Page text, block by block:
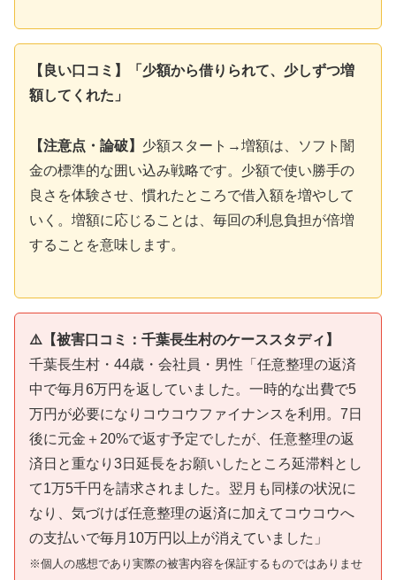
【良い口コミ】「少額から借りられて、少しずつ増
額してくれた」
【注意点・論破】 少額スタート→増額は、ソフト闇
金の標準的な囲い込み戦略です。少額で使い勝手の
良さを体験させ、慣れたところで借入額を増やして
いく。増額に応じることは、毎回の利息負担が倍増
することを意味します。
⚠️【被害口コミ：千葉長生村のケーススタディ】
千葉長生村・44歳・会社員・男性「任意整理の返済
中で毎月6万円を返していました。一時的な出費で5
万円が必要になりコウコウファイナンスを利用。7日
後に元金＋20%で返す予定でしたが、任意整理の返
済日と重なり3日延長をお願いしたところ延滞料とし
て1万5千円を請求されました。翌月も同様の状況に
なり、気づけば任意整理の返済に加えてコウコウへ
の支払いで毎月10万円以上が消えていました」
※個人の感想であり実際の被害内容を保証するものではありませ